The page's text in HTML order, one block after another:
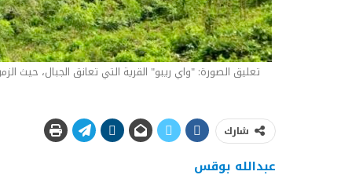
تعليق الصورة: "واي ريبو" القرية التي تعانق الجبال، حيث
شارك
عبدالله بوقس